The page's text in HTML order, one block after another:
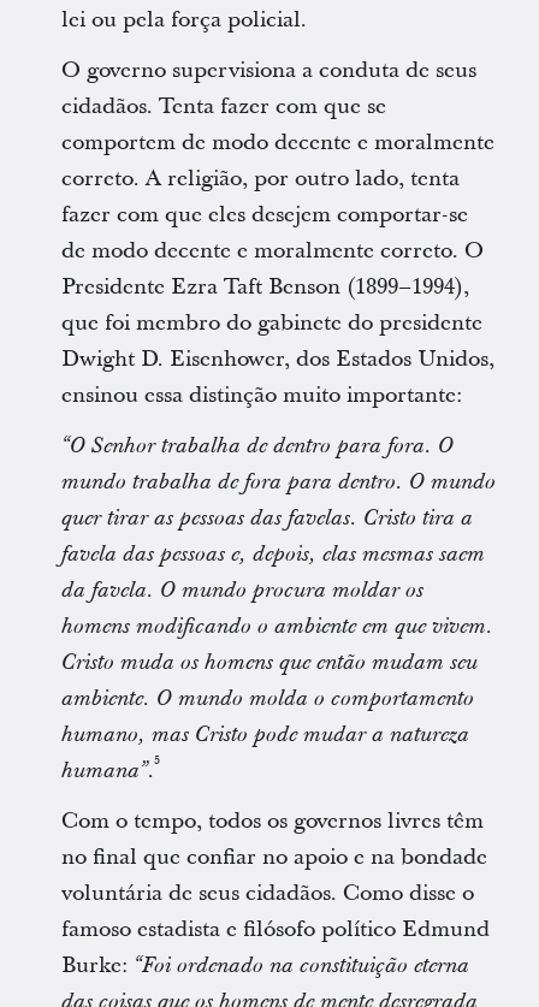
lei ou pela força policial.
O governo supervisiona a conduta de seus
cidadãos. Tenta fazer com que se
comportem de modo decente e moralmente
correto. A religião, por outro lado, tenta
fazer com que eles desejem comportar-se
de modo decente e moralmente correto. O
Presidente Ezra Taft Benson (1899–1994),
que foi membro do gabinete do presidente
Dwight D. Eisenhower, dos Estados Unidos,
ensinou essa distinção muito importante:
“O Senhor trabalha de dentro para fora. O
mundo trabalha de fora para dentro. O mundo
quer tirar as pessoas das favelas. Cristo tira a
favela das pessoas e, depois, elas mesmas saem
da favela. O mundo procura moldar os
homens modificando o ambiente em que vivem.
Cristo muda os homens que então mudam seu
ambiente. O mundo molda o comportamento
humano, mas Cristo pode mudar a natureza
humana”.5
Com o tempo, todos os governos livres têm
no final que confiar no apoio e na bondade
voluntária de seus cidadãos. Como disse o
famoso estadista e filósofo político Edmund
Burke: “Foi ordenado na constituição eterna